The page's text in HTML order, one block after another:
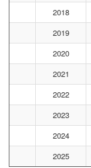
2018
2019
2020
2021
2022
2023
2024
2025